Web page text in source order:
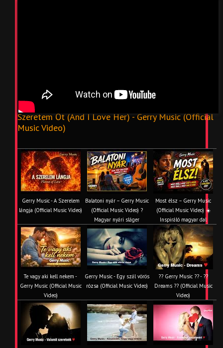
Szeretem Őt (And I Love Her) - Gerry Music (Official
Music Video)
Gerry Music - A Szerelem
lángja (Official Music Video)
Balatoni nyár – Gerry Music
(Official Music Video) ?
Magyar nyári sláger
Most élsz – Gerry Music
(Official Music Video) ☀️
Inspiráló magyar dal
Te vagy aki kell nekem -
Gerry Music (Official Music
Video)
Gerry Music - Egy szál vörös
rózsa (Official Music Video)
?? Gerry Music ?? - ??
Dreams ?? (Official Music
Video)